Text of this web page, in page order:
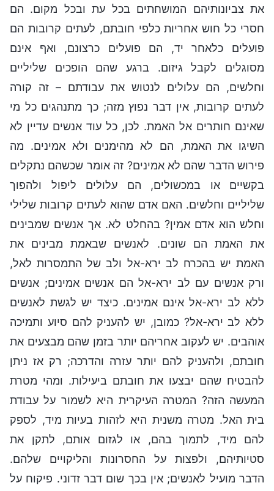
את צביונותיהם המושחתים בכל עת ובכל מקום. הם
חסרי כל חוש אחריות כלפי חובתם, לעתים קרובות הם
פועלים כלאחר יד, הם פועלים כרצונם, ואף אינם
מסוגלים לקבל גיזום. ברגע שהם הופכים שליליים
וחלשים, הם עלולים לנטוש את עבודתם – זה קורה
לעתים קרובות, אין דבר נפוץ מזה; כך מתנהגים כל מי
שאינם חותרים אל האמת. לכן, כל עוד אנשים עדיין לא
השיגו את האמת, הם לא מהימנים ולא אמינים. מה
פירוש הדבר שהם לא אמינים? זה אומר שכשהם נתקלים
בקשיים או במכשולים, הם עלולים ליפול ולהפוך
שליליים וחלשים. האם אדם שהוא לעתים קרובות שלילי
וחלש הוא אדם אמין? בהחלט לא. אך אנשים שמבינים
את האמת הם שונים. לאנשים שבאמת מבינים את
האמת יש בהכרח לב ירא-אל ולב של התמסרות לאל,
ורק אנשים עם לב ירא-אל הם אנשים אמינים; אנשים
ללא לב ירא-אל אינם אמינים. כיצד יש לגשת לאנשים
ללא לב ירא-אל? כמובן, יש להעניק להם סיוע ותמיכה
אוהבים. יש לעקוב אחריהם יותר בזמן שהם מבצעים את
חובתם, ולהעניק להם יותר עזרה והדרכה; רק אז ניתן
להבטיח שהם יבצעו את חובתם ביעילות. ומהי מטרת
המעשה הזה? המטרה העיקרית היא לשמור על עבודת
בית האל. מטרה משנית היא לזהות בעיות מיד, לספק
להם מיד, לתמוך בהם, או לגזום אותם, לתקן את
סטיותיהם, ולפצות על החסרונות והליקויים שלהם.
הדבר מועיל לאנשים; אין בכך שום דבר זדוני. פיקוח על